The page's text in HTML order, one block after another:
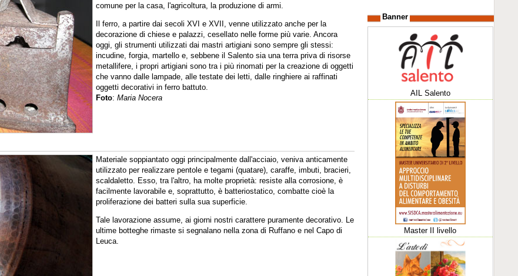
comune per la casa, l'agricoltura, la produzione di armi.
Il ferro, a partire dai secoli XVI e XVII, venne utilizzato anche per la
decorazione di chiese e palazzi, cesellato nelle forme più varie. Ancora
oggi, gli strumenti utilizzati dai mastri artigiani sono sempre gli stessi:
incudine, forgia, martello e, sebbene il Salento sia una terra priva di risorse
metallifere, i propri artigiani sono tra i più rinomati per la creazione di oggetti
che vanno dalle lampade, alle testate dei letti, dalle ringhiere ai raffinati
oggetti decorativi in ferro battuto.
Foto:Maria Nocera
Materiale soppiantato oggi principalmente dall'acciaio, veniva anticamente
utilizzato per realizzare pentole e tegami (quatare), caraffe, imbuti, bracieri,
scaldaletto. Esso, tra l'altro, ha molte proprietà: resiste alla corrosione, è
facilmente lavorabile e, soprattutto, è batteriostatico, combatte cioè la
proliferazione dei batteri sulla sua superficie.
Tale lavorazione assume, ai giorni nostri carattere puramente decorativo. Le
ultime botteghe rimaste si segnalano nella zona di Ruffano e nel Capo di
Leuca.
Banner
AIL Salento
Master II livello